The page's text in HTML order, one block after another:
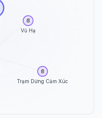
Vũ Hạ
📄
Trạm Dừng Cảm Xúc
📄